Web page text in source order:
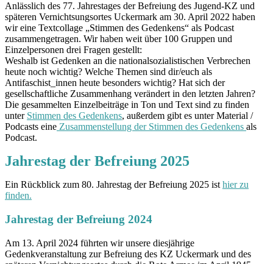
Anlässlich des 77. Jahrestages der Befreiung des Jugend-KZ und
späteren Vernichtsungsortes Uckermark am 30. April 2022 haben
wir eine Textcollage „Stimmen des Gedenkens“ als Podcast
zusammengetragen. Wir haben weit über 100 Gruppen und
Einzelpersonen drei Fragen gestellt:
Weshalb ist Gedenken an die nationalsozialistischen Verbrechen
heute noch wichtig? Welche Themen sind dir/euch als
Antifaschist_innen heute besonders wichtig? Hat sich der
gesellschaftliche Zusammenhang verändert in den letzten Jahren?
Die gesammelten Einzelbeiträge in Ton und Text sind zu finden
unter Stimmen des Gedenkens, außerdem gibt es unter Material /
Podcasts eine Zusammenstellung der Stimmen des Gedenkens als
Podcast.
Jahrestag der Befreiung 2025
Ein Rückblick zum 80. Jahrestag der Befreiung 2025 isthier zu
finden.
Jahrestag der Befreiung 2024
Am 13. April 2024 führten wir unsere diesjährige
Gedenkveranstaltung zur Befreiung des KZ Uckermark und des